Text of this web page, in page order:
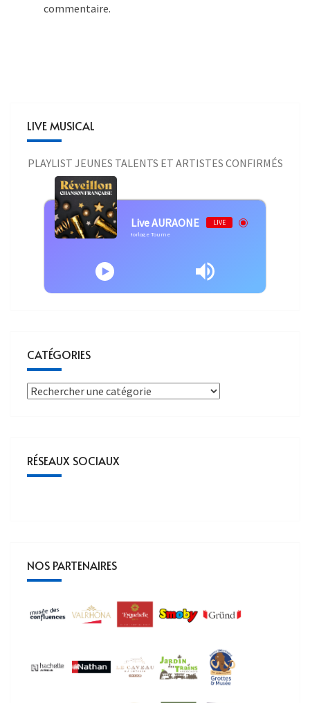
commentaire.
LIVE MUSICAL
PLAYLIST JEUNES TALENTS ET ARTISTES CONFIRMÉS
Live AURAONE LIVE
Interprète inconnu - Mickael Miro - L'Horloge Tourne
CATÉGORIES
RÉSEAUX SOCIAUX
NOS PARTENAIRES